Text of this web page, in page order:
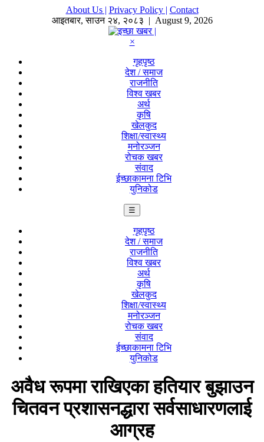
About Us | Privacy Policy | Contact
आइतबार,साउन २४, २०८३ | August 9, 2026
×
गृहपृष्ठ
देश / समाज
राजनीति
विश्व खबर
अर्थ
कृषि
खेलकुद
शिक्षा/स्वास्थ्य
मनोरञ्जन
रोचक खबर
संवाद
ईच्छाकामना टिभि
युनिकोड
☰
गृहपृष्ठ
देश / समाज
राजनीति
विश्व खबर
अर्थ
कृषि
खेलकुद
शिक्षा/स्वास्थ्य
मनोरञ्जन
रोचक खबर
संवाद
ईच्छाकामना टिभि
युनिकोड
अवैध रूपमा राखिएका हतियार बुझाउन
चितवन प्रशासनद्धारा सर्वसाधारणलाई
आग्रह